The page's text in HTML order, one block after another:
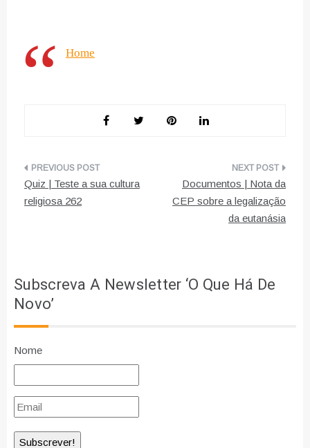
Home
Navegação
de
Quiz | Teste a sua cultura
religiosa 262
Documentos | Nota da
CEP sobre a legalização
da eutanásia
Subscreva A Newsletter ‘O Que Há De
Novo’
Nome